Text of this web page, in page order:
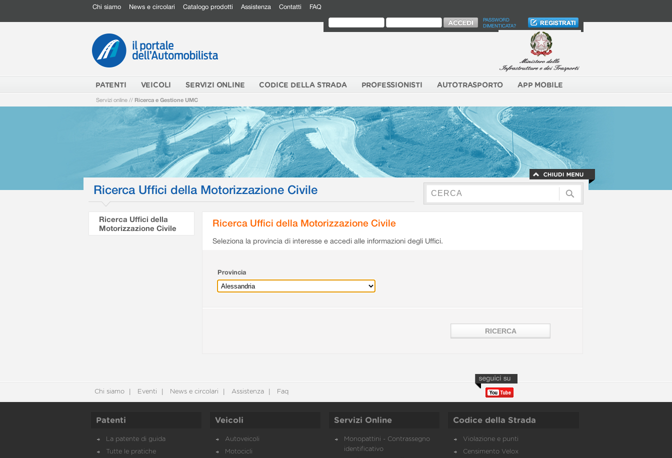
Chi siamo News e circolari Catalogo prodotti Assistenza Contatti FAQ
PASSWORD
DIMENTICATA?
PATENTI VEICOLI SERVIZI ONLINE CODICE DELLA STRADA PROFESSIONISTI AUTOTRASPORTO APP MOBILE
Servizi online // Ricerca e Gestione UMC
Ricerca Uffici della Motorizzazione Civile
Ricerca Uffici della
Motorizzazione Civile
Ricerca Uffici della Motorizzazione Civile
Seleziona la provincia di interesse e accedi alle informazioni degli Uffici.
Provincia
Chi siamo Eventi News e circolari Assistenza Faq
Patenti
La patente di guida
Tutte le pratiche
Veicoli
Autoveicoli
Motocicli
Servizi Online
Monopattini - Contrassegno
identificativo
Codice della Strada
Violazione e punti
Censimento Velox